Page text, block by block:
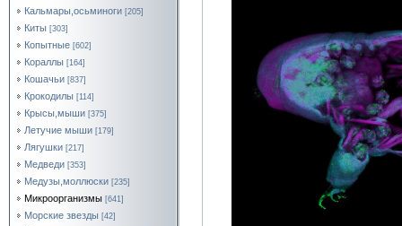
Кальмары,осьминоги [205]
Киты [303]
Копытные [602]
Кораллы [164]
Кошачьи [837]
Крокодилы [114]
Крысы,мыши [375]
Летучие мыши [179]
Лягушки [217]
Медведи [353]
Медузы,моллюски [235]
Микроорганизмы [641]
Морские звезды [42]